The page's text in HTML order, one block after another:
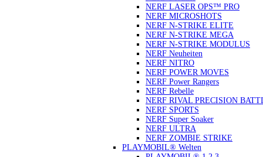
NERF LASER OPS™ PRO
NERF MICROSHOTS
NERF N-STRIKE ELITE
NERF N-STRIKE MEGA
NERF N-STRIKE MODULUS
NERF Neuheiten
NERF NITRO
NERF POWER MOVES
NERF Power Rangers
NERF Rebelle
NERF RIVAL PRECISION
NERF SPORTS
NERF Super Soaker
NERF ULTRA
NERF ZOMBIE STRIKE
PLAYMOBIL® Welten